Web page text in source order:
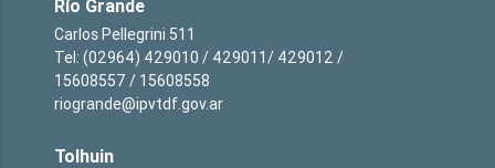
Río Grande
Carlos Pellegrini 511
Tel: (02964) 429010 / 429011/ 429012 /
15608557 / 15608558
riogrande@ipvtdf.gov.ar
Tolhuin